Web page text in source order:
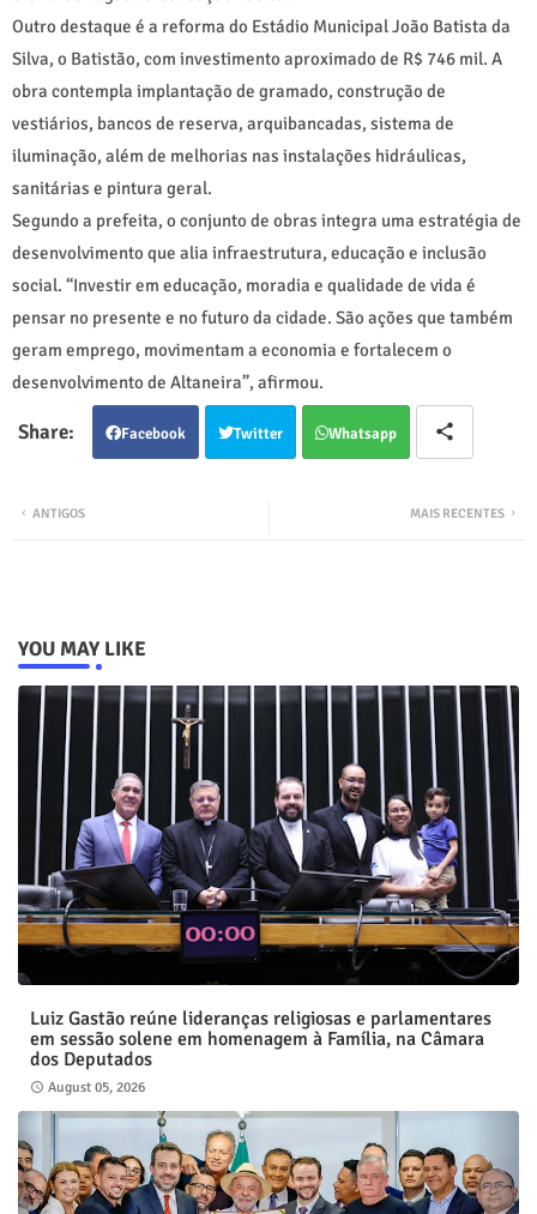
Outro destaque é a reforma do Estádio Municipal João Batista da
Silva, o Batistão, com investimento aproximado de R$ 746 mil. A
obra contempla implantação de gramado, construção de
vestiários, bancos de reserva, arquibancadas, sistema de
iluminação, além de melhorias nas instalações hidráulicas,
sanitárias e pintura geral.
Segundo a prefeita, o conjunto de obras integra uma estratégia de
desenvolvimento que alia infraestrutura, educação e inclusão
social. “Investir em educação, moradia e qualidade de vida é
pensar no presente e no futuro da cidade. São ações que também
geram emprego, movimentam a economia e fortalecem o
desenvolvimento de Altaneira”, afirmou.
Facebook Twitter Whatsapp
MAIS RECENTES
ANTIGOS
YOU MAY LIKE
Luiz Gastão reúne lideranças religiosas e parlamentares
em sessão solene em homenagem à Família, na Câmara
dos Deputados
August 05, 2026